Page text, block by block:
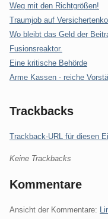
Weg mit den Richtgrößen!
Traumjob auf
Wo bleibt das Geld der
Fusionsreaktor.
Eine kritische Behörde
Arme Kassen - reiche
Trackbacks
Trackback-URL für diesen
Keine Trackbacks
Kommentare
Ansicht der Kommentare: